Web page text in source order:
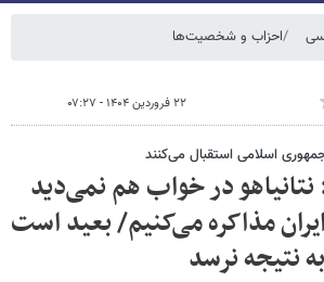
احزاب و شخصیت‌ها
۲۲ فروردین ۱۴۰۴ - ۰۷:۲۷
جمهوری اسلامی استقبال می‌کنند
در خواب هم نمی‌دید
مذاکره می‌کنیم/ بعید است
نتیجه نرسد